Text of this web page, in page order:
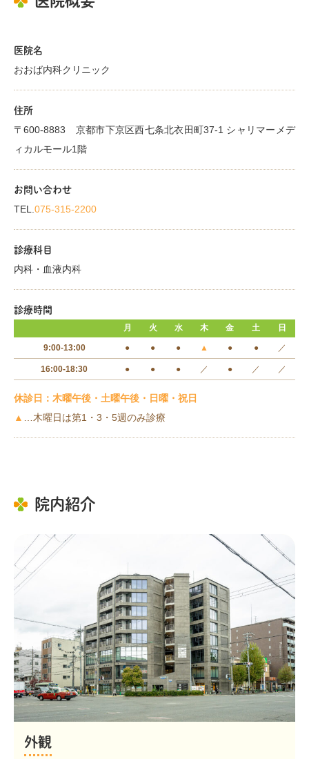
医院名
おおば内科クリニック
住所
〒600-8883 京都市下京区西七条北衣田町37-1 シャリマーメデ
ィカルモール1階
お問い合わせ
TEL. 075-315-2200
診療科目
内科・血液内科
診療時間
月
火 水 木 金 土 日
9:00-13:00 ● ● ● ▲ ● ● ／
16:00-18:30 ● ● ● ／ ● ／ ／
休診日：木曜午後・土曜午後・日曜・祝日
▲
…木曜日は第1・3・5週のみ診療
院内紹介
外観